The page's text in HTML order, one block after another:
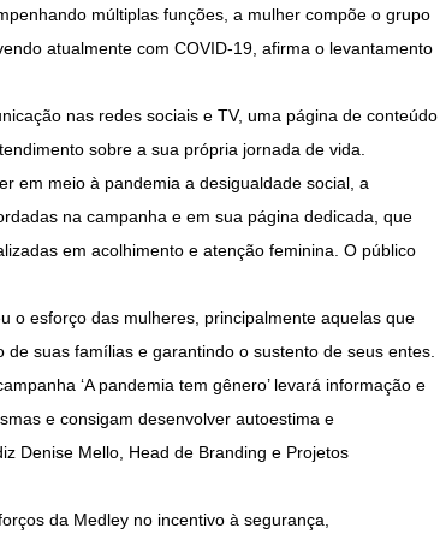
múltiplas funções, a mulher compõe o grupo
atualmente com COVID-19, afirma o levantamento
nas redes sociais e TV, uma página de conteúdo
sobre a sua própria jornada de vida.
em meio à pandemia a desigualdade social, a
na campanha e em sua página dedicada, que
em acolhimento e atenção feminina. O público
o esforço das mulheres, principalmente aquelas que
suas famílias e garantindo o sustento de seus entes.
‘A pandemia tem gênero’ levará informação e
e consigam desenvolver autoestima e
Denise Mello, Head de Branding e Projetos
da Medley no incentivo à segurança,